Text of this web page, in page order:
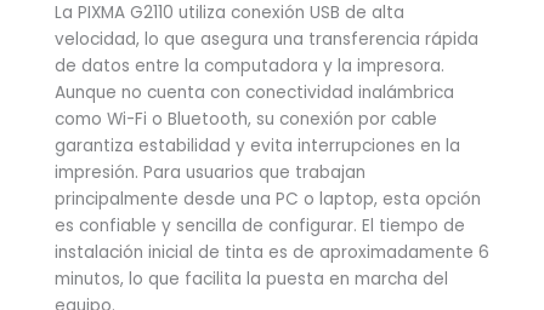
La PIXMA G2110 utiliza conexión USB de alta
velocidad, lo que asegura una transferencia rápida
de datos entre la computadora y la impresora.
Aunque no cuenta con conectividad inalámbrica
como Wi-Fi o Bluetooth, su conexión por cable
garantiza estabilidad y evita interrupciones en la
impresión. Para usuarios que trabajan
principalmente desde una PC o laptop, esta opción
es confiable y sencilla de configurar. El tiempo de
instalación inicial de tinta es de aproximadamente 6
minutos, lo que facilita la puesta en marcha del